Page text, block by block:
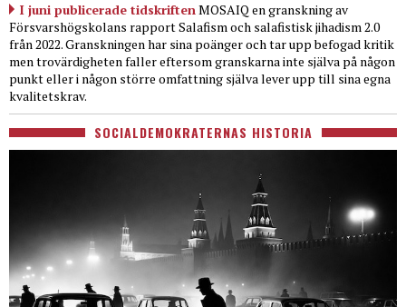
I juni publicerade tidskriftenMOSAIQ en granskning av
Försvarshögskolans rapport Salafism och salafistisk jihadism 2.0
från 2022. Granskningen har sina poänger och tar upp befogad kritik
men trovärdigheten faller eftersom granskarna inte själva på någon
punkt eller i någon större omfattning själva lever upp till sina egna
kvalitetskrav.
SOCIALDEMOKRATERNAS HISTORIA